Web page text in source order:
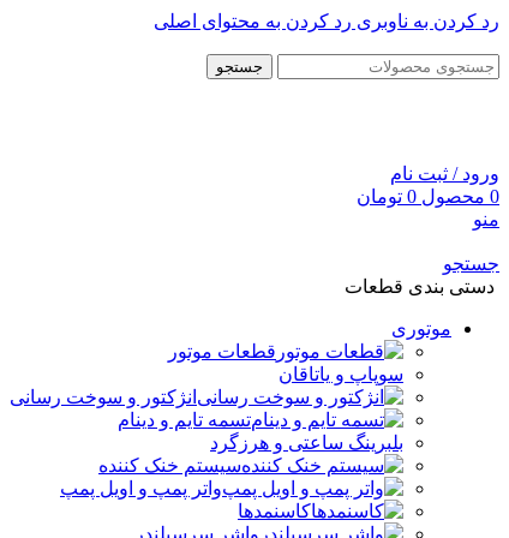
رد کردن به ناوبری رد کردن به محتوای اصلی
جستجو
ورود / ثبت نام
0 محصول 0 تومان
منو
جستجو
دستی بندی قطعات
موتوری
قطعات موتور
سوپاپ و یاتاقان
انژکتور و سوخت رسانی
تسمه تایم و دینام
بلبرینگ ساعتی و هرزگرد
سیستم خنک کننده
واتر پمپ و اویل پمپ
کاسنمدها
واشر سرسیلندر